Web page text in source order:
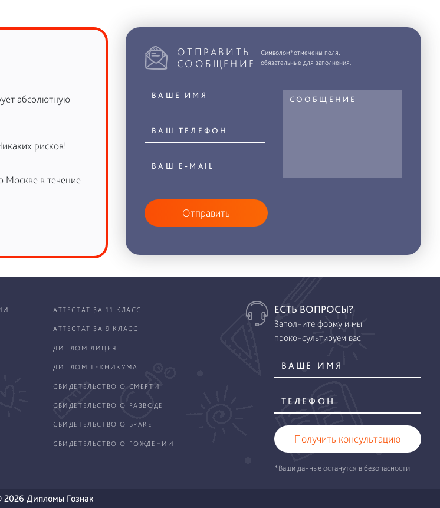
абсолютную
рисков!
Москве в течение
ОТПРАВИТЬ
СООБЩЕНИЕ
Символом*отмечены поля,
обязательные для заполнения.
Отправить
АТТЕСТАТ ЗА 11 КЛАСС
АТТЕСТАТ ЗА 9 КЛАСС
ДИПЛОМ ЛИЦЕЯ
ДИПЛОМ ТЕХНИКУМА
СВИДЕТЕЛЬСТВО О СМЕРТИ
СВИДЕТЕЛЬСТВО О РАЗВОДЕ
СВИДЕТЕЛЬСТВО О БРАКЕ
СВИДЕТЕЛЬСТВО О РОЖДЕНИИ
ЕСТЬ ВОПРОСЫ?
Заполните форму и мы
проконсультируем вас
Получить консультацию
*Ваши данные останутся в безопасности
2026 Дипломы Гознак